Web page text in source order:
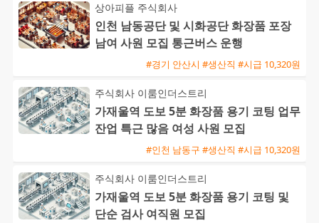
상아피플 주식회사
인천 남동공단 및 시화공단 화장품 포장
남여 사원 모집 통근버스 운행
#경기 안산시 #생산직 #시급 10,320원
주식회사 이룸인더스트리
가재울역 도보 5분 화장품 용기 코팅 업무
잔업 특근 많음 여성 사원 모집
#인천 남동구 #생산직 #시급 10,320원
주식회사 이룸인더스트리
가재울역 도보 5분 화장품 용기 코팅 및
단순 검사 여직원 모집